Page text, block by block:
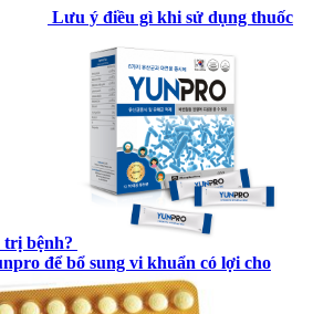
Lưu ý điều gì khi sử dụng thuốc
trị bệnh?
để bổ sung vi khuẩn có lợi cho